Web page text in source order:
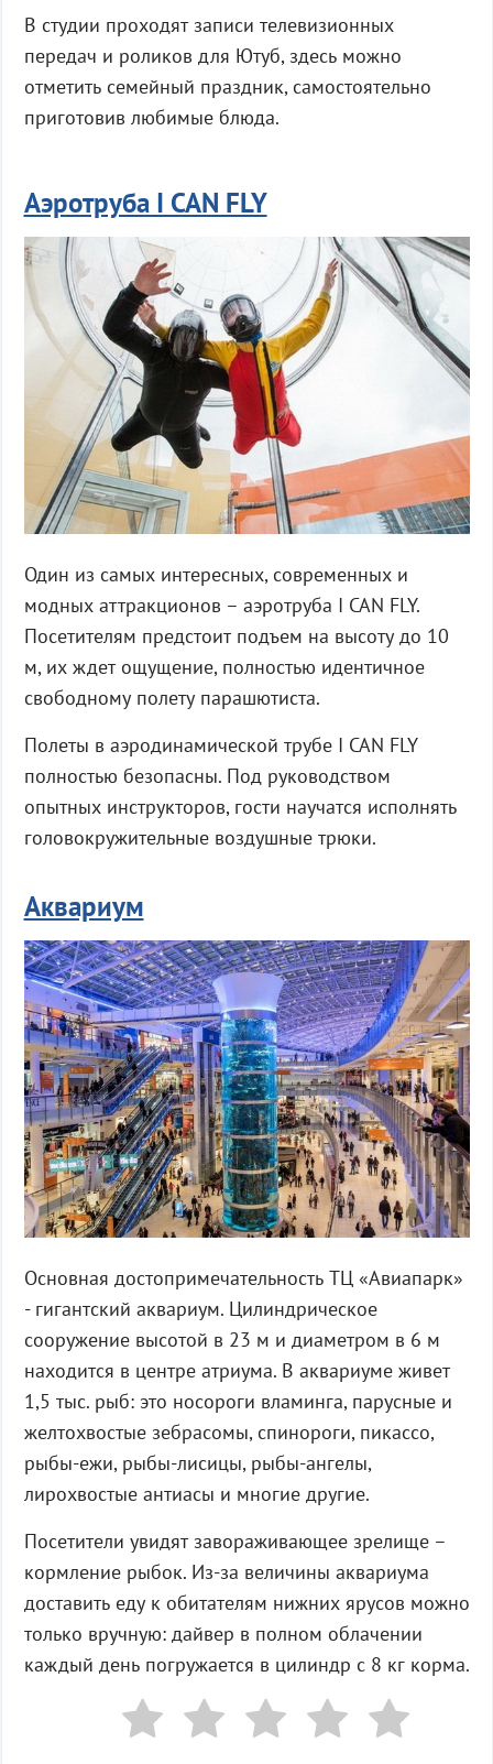
В студии проходят записи телевизионных
передач и роликов для Ютуб, здесь можно
отметить семейный праздник, самостоятельно
приготовив любимые блюда.
Аэротруба I CAN FLY
Один из самых интересных, современных и
модных аттракционов – аэротруба I CAN FLY.
Посетителям предстоит подъем на высоту до 10
м, их ждет ощущение, полностью идентичное
свободному полету парашютиста.
Полеты в аэродинамической трубе I CAN FLY
полностью безопасны. Под руководством
опытных инструкторов, гости научатся исполнять
головокружительные воздушные трюки.
Аквариум
Основная достопримечательность ТЦ «Авиапарк»
- гигантский аквариум. Цилиндрическое
сооружение высотой в 23 м и диаметром в 6 м
находится в центре атриума. В аквариуме живет
1,5 тыс. рыб: это носороги вламинга, парусные и
желтохвостые зебрасомы, спинороги, пикассо,
рыбы-ежи, рыбы-лисицы, рыбы-ангелы,
лирохвостые антиасы и многие другие.
Посетители увидят завораживающее зрелище –
кормление рыбок. Из-за величины аквариума
доставить еду к обитателям нижних ярусов можно
только вручную: дайвер в полном облачении
каждый день погружается в цилиндр с 8 кг корма.